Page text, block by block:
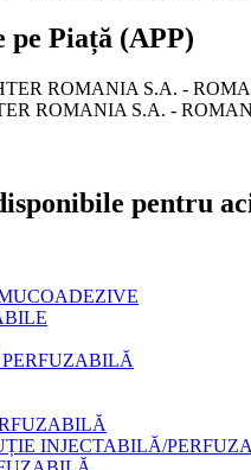
pe Piață (APP)
ROMANIA S.A. -
ROMANIA S.A. -
pentru
INJECTABILĂ/